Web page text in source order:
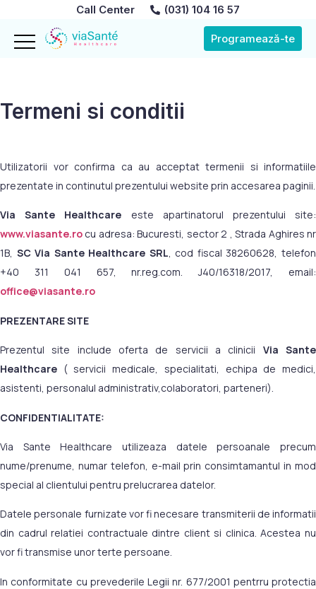
Call Center (031) 104 16 57
Programează-te
Termeni si conditii
Utilizatorii vor confirma ca au acceptat termenii si informatiile
prezentate in continutul prezentului website prin accesarea paginii.
Via Sante Healthcare este apartinatorul prezentului site:
www.viasante.ro cu adresa: Bucuresti, sector 2 , Strada Aghires nr
1B, SC Via Sante Healthcare SRL, cod fiscal 38260628, telefon
+40 311 041 657, nr.reg.com. J40/16318/2017, email:
office@viasante.ro
PREZENTARE SITE
Prezentul site include oferta de servicii a clinicii Via Sante
Healthcare ( servicii medicale, specialitati, echipa de medici,
asistenti, personalul administrativ,colaboratori, parteneri).
CONFIDENTIALITATE:
Via Sante Healthcare utilizeaza datele persoanale precum
nume/prenume, numar telefon, e-mail prin consimtamantul in mod
special al clientului pentru prelucrarea datelor.
Datele personale furnizate vor fi necesare transmiterii de informatii
din cadrul relatiei contractuale dintre client si clinica. Acestea nu
vor fi transmise unor terte persoane.
In conformitate cu prevederile Legii nr. 677/2001 pentrru protectia